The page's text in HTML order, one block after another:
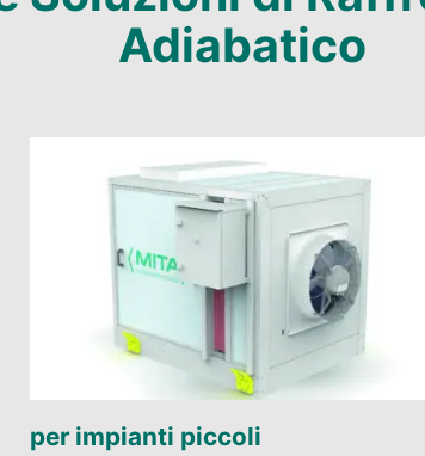
Adiabatico
per impianti piccoli